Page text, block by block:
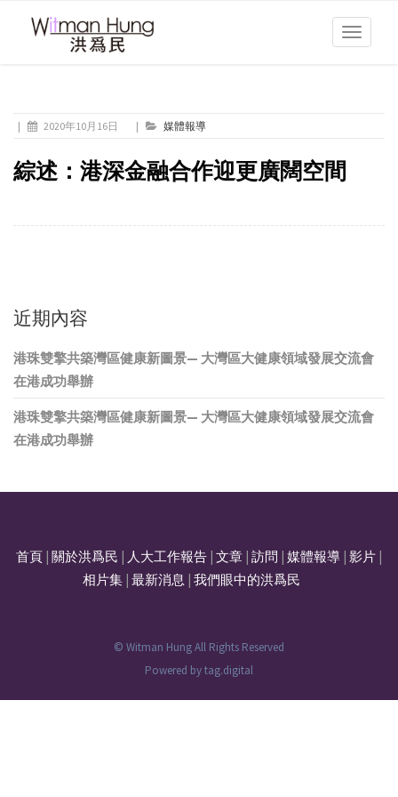
Toggle
| 2020年10月16日 | 媒體報導
綜述：港深金融合作迎更廣闊空間
近期內容
港珠雙擎共築灣區健康新圖景— 大灣區大健康領域發展交流會
在港成功舉辦
港珠雙擎共築灣區健康新圖景— 大灣區大健康領域發展交流會
在港成功舉辦
首頁 關於洪爲民 人大工作報告 文章 訪問 媒體報導 影片
相片集| 最新消息 我們眼中的洪爲民
© Witman Hung All Rights Reserved
Powered bytag.digital